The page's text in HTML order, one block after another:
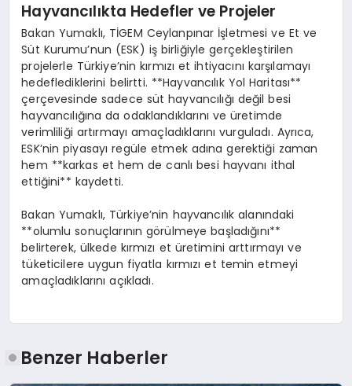
Hayvancılıkta Hedefler ve Projeler
Bakan Yumaklı, TİGEM Ceylanpınar İşletmesi ve Et ve
Süt Kurumu’nun (ESK) iş birliğiyle gerçekleştirilen
projelerle Türkiye’nin kırmızı et ihtiyacını karşılamayı
hedeflediklerini belirtti. **Hayvancılık Yol Haritası**
çerçevesinde sadece süt hayvancılığı değil besi
hayvancılığına da odaklandıklarını ve üretimde
verimliliği artırmayı amaçladıklarını vurguladı. Ayrıca,
ESK’nin piyasayı regüle etmek adına gerektiği zaman
hem **karkas et hem de canlı besi hayvanı ithal
ettiğini** kaydetti.
Bakan Yumaklı, Türkiye’nin hayvancılık alanındaki
**olumlu sonuçlarının görülmeye başladığını**
belirterek, ülkede kırmızı et üretimini arttırmayı ve
tüketicilere uygun fiyatla kırmızı et temin etmeyi
amaçladıklarını açıkladı.
Benzer Haberler